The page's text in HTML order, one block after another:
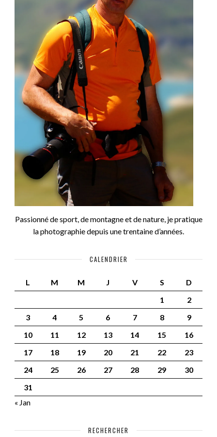
Passionné de sport, de montagne et de nature, je pratique
la photographie depuis une trentaine d’années.
CALENDRIER
L M M J V S
D
1
2
3
4 5 6 7 8
9
10
11 12 13 14 15
16
17
18 19 20 21 22
23
24
25 26 27 28 29
30
31
« Jan
RECHERCHER